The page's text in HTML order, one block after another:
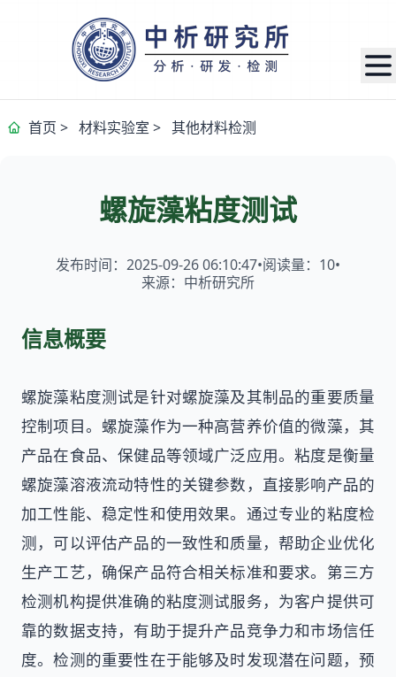
首页 > 材料实验室 > 其他材料检测
螺旋藻粘度测试
发布时间：2025-09-26 06:10:47•阅读量： 10•
来源：中析研究所
信息概要
螺旋藻粘度测试是针对螺旋藻及其制品的重要质量
控制项目。螺旋藻作为一种高营养价值的微藻，其
产品在食品、保健品等领域广泛应用。粘度是衡量
螺旋藻溶液流动特性的关键参数，直接影响产品的
加工性能、稳定性和使用效果。通过专业的粘度检
测，可以评估产品的一致性和质量，帮助企业优化
生产工艺，确保产品符合相关标准和要求。第三方
检测机构提供准确的粘度测试服务，为客户提供可
靠的数据支持，有助于提升产品竞争力和市场信任
度。检测的重要性在于能够及时发现潜在问题，预